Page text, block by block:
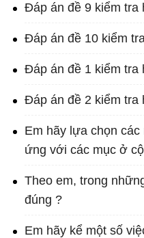
Đáp án đề 9 kiểm tra
Đáp án đề 10 kiểm
Đáp án đề 1 kiểm tra
Đáp án đề 2 kiểm tra
Em hãy lựa chọn
ứng với các mục ở
Theo em, trong
đúng ?
Em hãy kể một số